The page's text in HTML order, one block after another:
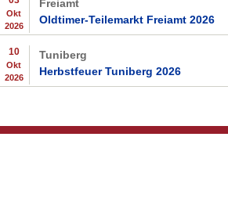
Okt
2026
Freiamt
Oldtimer-Teilemarkt Freiamt 2026
10
Okt
2026
Tuniberg
Herbstfeuer Tuniberg 2026